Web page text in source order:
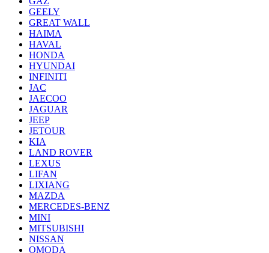
GEELY
GREAT WALL
HAIMA
HAVAL
HONDA
HYUNDAI
INFINITI
JAC
JAECOO
JAGUAR
JEEP
JETOUR
KIA
LAND ROVER
LEXUS
LIFAN
LIXIANG
MAZDA
MERCEDES-BENZ
MINI
MITSUBISHI
NISSAN
OMODA